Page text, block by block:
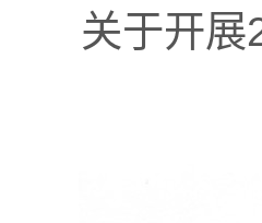
关于开展